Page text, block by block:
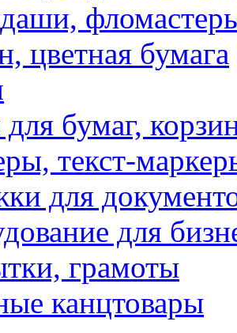
цветная бумага
бумаг,
текст-
для
для
грамоты
канцтовары